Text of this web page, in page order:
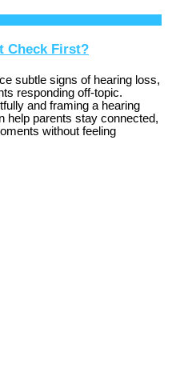
Check First?
subtle signs of hearing loss,
responding off-topic.
and framing a hearing
help parents stay connected,
without feeling